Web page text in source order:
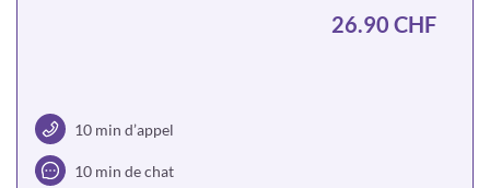
10 min d’appel
10 min de chat
26.90 CHF